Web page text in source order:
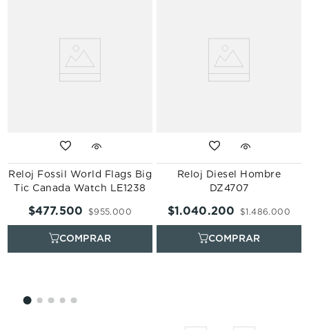
Reloj Fossil World Flags Big
Tic Canada Watch LE1238
$955.000
$477.500
Reloj Diesel Hombre
DZ4707
$1 .486.000
$1.040.200